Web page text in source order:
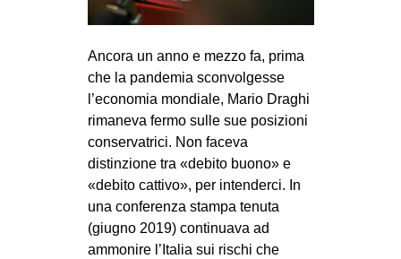
MILANO
MOBILITAZIONI
SPAZI
SPORT POPOLARE
MOVIMENTI
AMBIENTE
ANTIFASCISMO
Ancora un anno e mezzo fa, prima
che la pandemia sconvolgesse
l’economia mondiale, Mario Draghi
rimaneva fermo sulle sue posizioni
conservatrici. Non faceva
distinzione tra «debito buono» e
«debito cattivo», per intenderci. In
una conferenza stampa tenuta
(giugno 2019) continuava ad
ammonire l’Italia sui rischi che